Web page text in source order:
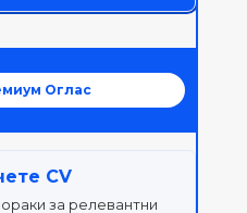
Оглас
CV
за релевантни